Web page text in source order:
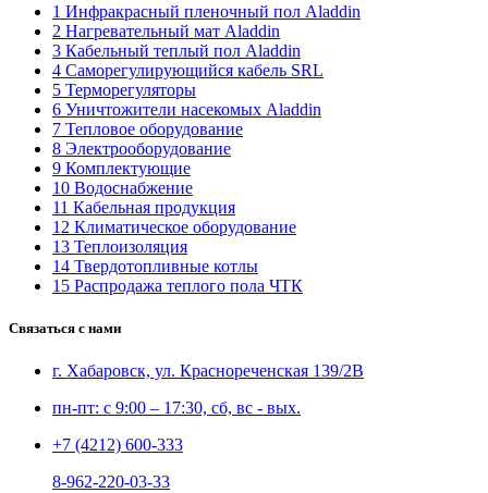
1 Инфракрасный пленочный пол Aladdin
2 Нагревательный мат Aladdin
3 Кабельный теплый пол Aladdin
4 Саморегулирующийся кабель SRL
5 Терморегуляторы
6 Уничтожители насекомых Aladdin
7 Тепловое оборудование
8 Электрооборудование
9 Комплектующие
10 Водоснабжение
11 Кабельная продукция
12 Климатическое оборудование
13 Теплоизоляция
14 Твердотопливные котлы
15 Распродажа теплого пола ЧТК
Связаться с нами
г. Хабаровск, ул. Краснореченская 139/2В
пн-пт: с 9:00 – 17:30, сб, вс - вых.
+7 (4212) 600-333
8-962-220-03-33